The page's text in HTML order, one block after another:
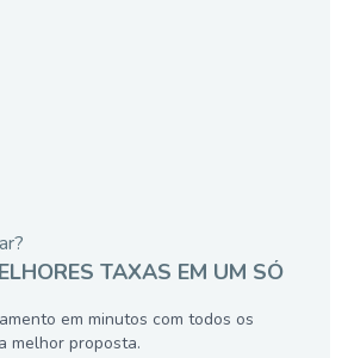
TAXAS EM UM SÓ
em minutos com todos os
melhor proposta.